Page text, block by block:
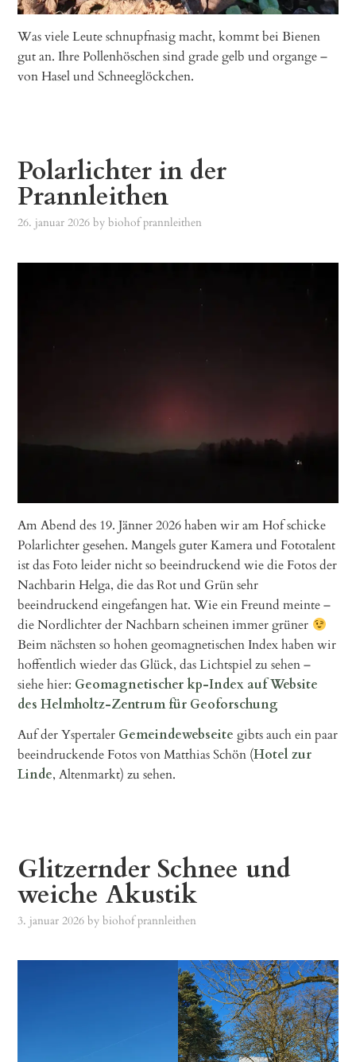
Was viele Leute schnupfnasig macht, kommt bei Bienen
gut an. Ihre Pollenhöschen sind grade gelb und organge –
von Hasel und Schneeglöckchen.
Polarlichter in der
Prannleithen
26. januar 2026 bybiohof prannleithen
Am Abend des 19. Jänner 2026 haben wir am Hof schicke
Polarlichter gesehen. Mangels guter Kamera und Fototalent
ist das Foto leider nicht so beeindruckend wie die Fotos der
Nachbarin Helga, die das Rot und Grün sehr
beeindruckend eingefangen hat. Wie ein Freund meinte –
die Nordlichter der Nachbarn scheinen immer grüner
Beim nächsten so hohen geomagnetischen Index haben wir
hoffentlich wieder das Glück, das Lichtspiel zu sehen –
siehe hier: Geomagnetischer kp-Index auf Website
des Helmholtz-Zentrum für Geoforschung
Auf der Yspertaler Gemeindewebseite gibts auch ein paar
beeindruckende Fotos von Matthias Schön (Hotel zur
Linde, Altenmarkt) zu sehen.
Glitzernder Schnee und
weiche Akustik
3. januar 2026 bybiohof prannleithen